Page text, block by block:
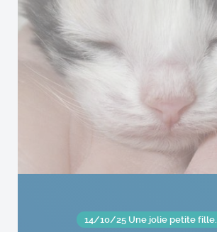
14/10/25 Une jolie petite fille...